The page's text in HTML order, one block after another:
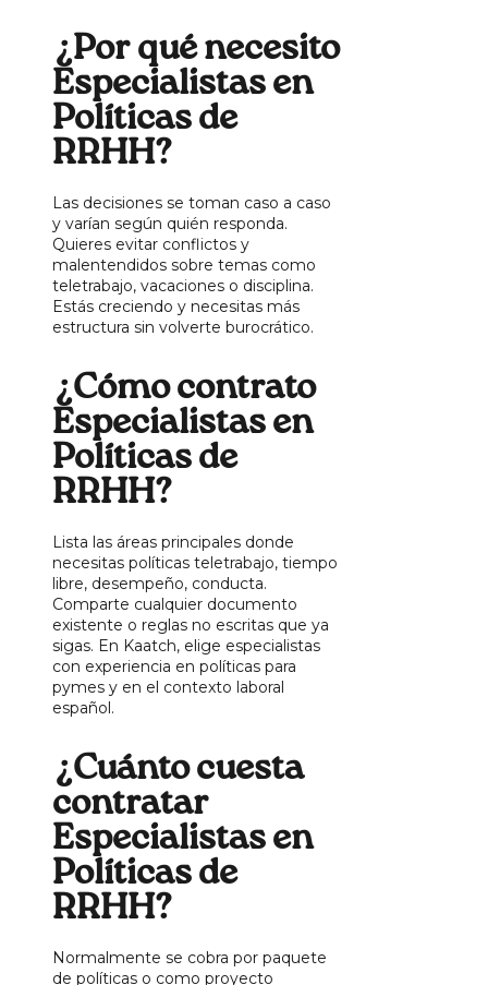
¿Por qué necesito
Especialistas en
Políticas de
RRHH?
Las decisiones se toman caso a caso
y varían según quién responda.
Quieres evitar conflictos y
malentendidos sobre temas como
teletrabajo, vacaciones o disciplina.
Estás creciendo y necesitas más
estructura sin volverte burocrático.
¿Cómo contrato
Especialistas en
Políticas de
RRHH?
Lista las áreas principales donde
necesitas políticas teletrabajo, tiempo
libre, desempeño, conducta.
Comparte cualquier documento
existente o reglas no escritas que ya
sigas. En Kaatch, elige especialistas
con experiencia en políticas para
pymes y en el contexto laboral
español.
¿Cuánto cuesta
contratar
Especialistas en
Políticas de
RRHH?
Normalmente se cobra por paquete
de políticas o como proyecto